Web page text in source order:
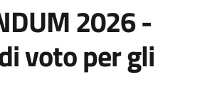
2026 -
voto per gli